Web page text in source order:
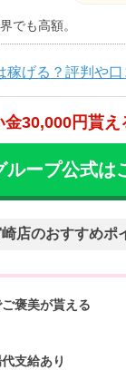
でも高額。
げる？評判や口
金30,000円貰え
ループ公式は
店のおすすめポ
褒美が貰える
支給あり